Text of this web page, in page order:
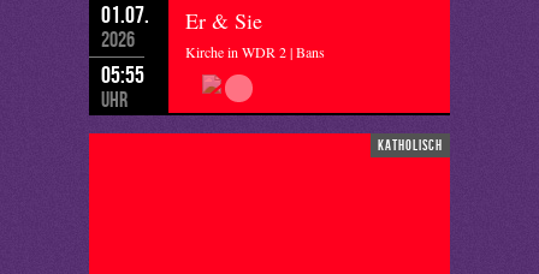
01.07.
2026
05:55
Uhr
Er & Sie
Kirche in WDR 2 | Bans
katholisch